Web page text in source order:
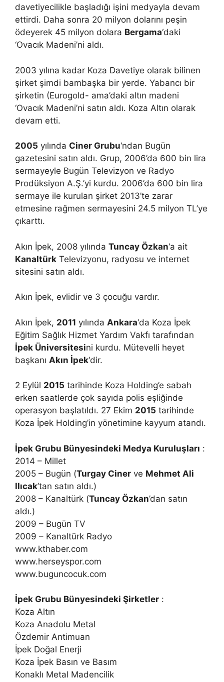
davetiyecilikle başladığı işini medyayla devam
ettirdi. Daha sonra 20 milyon dolarını peşin
ödeyerek 45 milyon dolara Bergama‘daki
‘Ovacık Madeni’ni aldı.
2003 yılına kadar Koza Davetiye olarak bilinen
şirket şimdi bambaşka bir yerde. Yabancı bir
şirketin (Eurogold- ama’daki altın madeni
‘Ovacık Madeni’ni satın aldı. Koza Altın olarak
devam etti.
2005 yılında Ciner Grubu‘ndan Bugün
gazetesini satın aldı. Grup, 2006’da 600 bin lira
sermayeyle Bugün Televizyon ve Radyo
Prodüksiyon A.Ş.’yi kurdu. 2006’da 600 bin lira
sermaye ile kurulan şirket 2013’te zarar
etmesine rağmen sermayesini 24.5 milyon TL’ye
çıkarttı.
Akın İpek, 2008 yılında Tuncay Özkan‘a ait
Kanaltürk Televizyonu, radyosu ve internet
sitesini satın aldı.
Akın İpek, evlidir ve 3 çocuğu vardır.
Akın İpek, 2011 yılında Ankara‘da Koza İpek
Eğitim Sağlık Hizmet Yardım Vakfı tarafından
İpek Üniversitesini kurdu. Mütevelli heyet
başkanı Akın İpek‘dir.
2 Eylül 2015 tarihinde Koza Holding’e sabah
erken saatlerde çok sayıda polis eşliğinde
operasyon başlatıldı. 27 Ekim 2015 tarihinde
Koza İpek Holding’in yönetimine kayyum atandı.
İpek Grubu Bünyesindeki Medya Kuruluşları :
2014 – Millet
2005 – Bugün (Turgay Ciner ve Mehmet Ali
Ilıcak’tan satın aldı.)
2008 – Kanaltürk (Tuncay Özkan’dan satın
aldı.)
2009 – Bugün TV
2009 – Kanaltürk Radyo
www.kthaber.com
www.herseyspor.com
www.buguncocuk.com
İpek Grubu Bünyesindeki Şirketler :
Koza Altın
Koza Anadolu Metal
Özdemir Antimuan
İpek Doğal Enerji
Koza İpek Basın ve Basım
Konaklı Metal Madencilik